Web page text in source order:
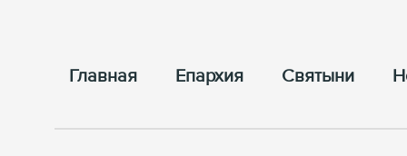
Главная Епархия Cвятыни